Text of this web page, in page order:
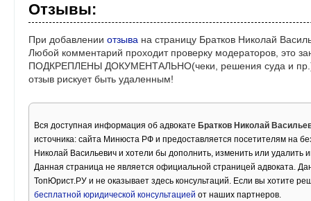
Отзывы:
При добавлении отзыва на страницу Братков Николай
Любой комментарий проходит проверку модераторов, это
ПОДКРЕПЛЕНЫ ДОКУМЕНТАЛЬНО(чеки, решения суда и пр.)!
отзыв рискует быть удаленным!
Вся доступная информация об адвокате Братков Николай
источника: сайта Минюста РФ и предоставляется посетителям на
Николай Васильевич и хотели бы дополнить, изменить или
Данная страница не является официальной страницей адвоката.
ТопЮрист.РУ и не оказывает здесь консультаций. Если вы хотите
бесплатной юридической консультацией от наших партнеров.